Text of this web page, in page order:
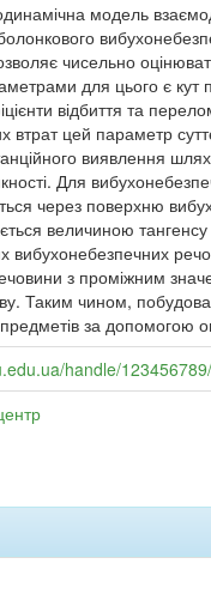
модель
чисельно
для цього є кут
відбиття та
втрат цей параметр
виявлення
Для
через поверхню
величиною тангенсу
вибухонебезпечних
з проміжним
Таким чином,
за допомогою
handle/